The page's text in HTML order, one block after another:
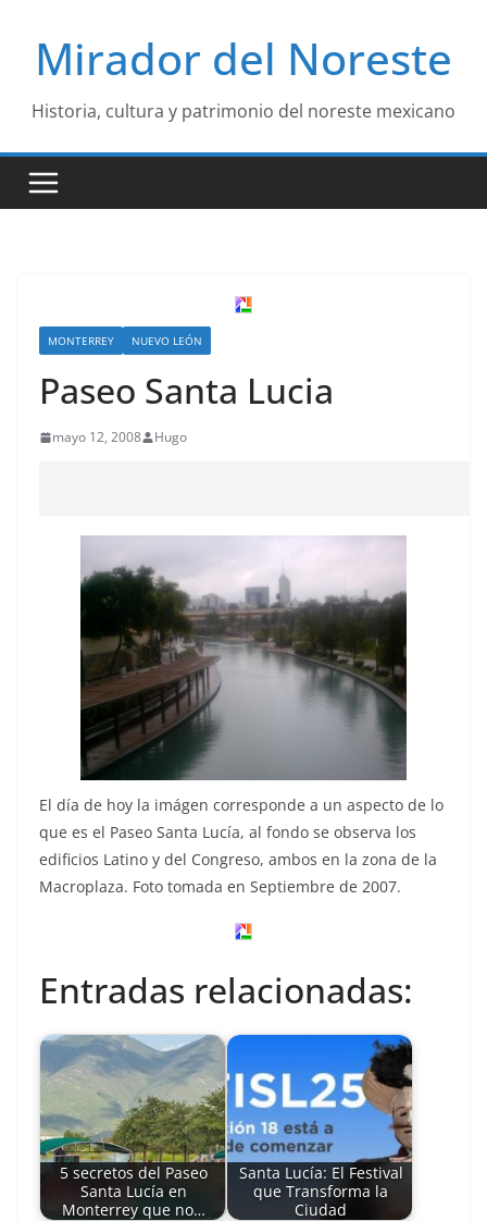
contenido
Mirador del Noreste
Historia, cultura y patrimonio del noreste mexicano
MONTERREY NUEVO LEÓN
Paseo Santa Lucia
mayo 12, 2008 Hugo
El día de hoy la imágen corresponde a un aspecto de lo
que es el Paseo Santa Lucía, al fondo se observa los
edificios Latino y del Congreso, ambos en la zona de la
Macroplaza. Foto tomada en Septiembre de 2007.
Entradas relacionadas:
5 secretos del Paseo
Santa Lucía en
Monterrey que no…
Santa Lucía: El Festival
que Transforma la
Ciudad